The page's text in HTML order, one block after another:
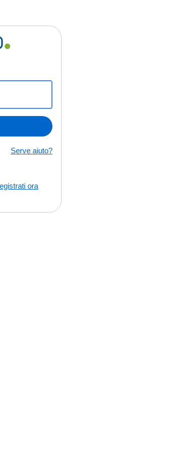
Serve aiuto?
ora